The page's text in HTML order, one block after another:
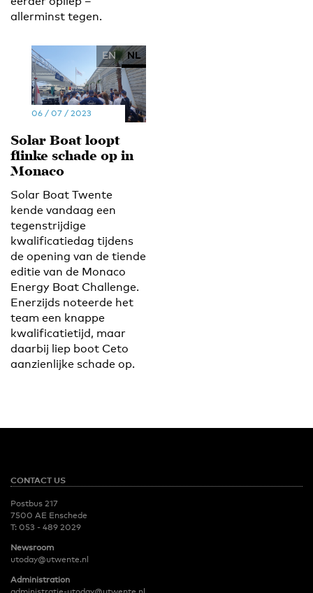
allerminst tegen.
EN NL
06 / 07 / 2023
Solar Boat loopt
flinke schade op in
Monaco
Solar Boat Twente
kende vandaag een
tegenstrijdige
kwalificatiedag tijdens
de opening van de tiende
editie van de Monaco
Energy Boat Challenge.
Enerzijds noteerde het
team een knappe
kwalificatietijd, maar
daarbij liep boot Ceto
aanzienlijke schade op.
CONTACT US
Postbus 217
7500 AE Enschede
T: 053 - 489 2029
Newsroom
utoday@utwente.nl
Administration